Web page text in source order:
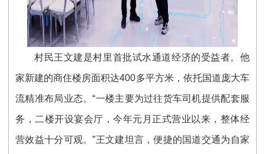
村民王文建是村里首批试水通道经济的受益者。他
家新建的商住楼房面积达400多平方米，依托国道庞大车
流精准布局业态。“一楼主要为过往货车司机提供配套服
务，二楼开设宴会厅，今年元月正式营业以来，整体经
营效益十分可观。”王文建坦言，便捷的国道交通为自家